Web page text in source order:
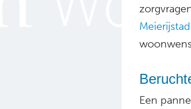
Meierijstad
Een